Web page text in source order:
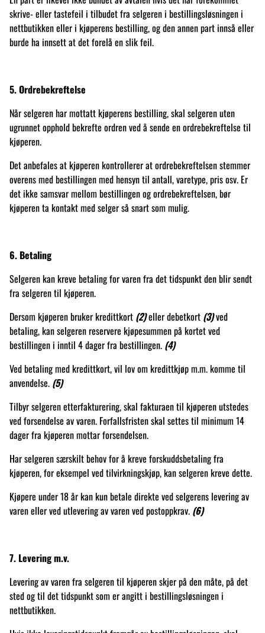
skrive- eller tastefeil i tilbudet fra selgeren i bestillingsløsningen i
nettbutikken eller i kjøperens bestilling, og den annen part innså eller
burde ha innsett at det forelå en slik feil.
5. Ordrebekreftelse
Når selgeren har mottatt kjøperens bestilling, skal selgeren uten
ugrunnet opphold bekrefte ordren ved å sende en ordrebekreftelse til
kjøperen.
Det anbefales at kjøperen kontrollerer at ordrebekreftelsen stemmer
overens med bestillingen med hensyn til antall, varetype, pris osv. Er
det ikke samsvar mellom bestillingen og ordrebekreftelsen, bør
kjøperen ta kontakt med selger så snart som mulig.
6. Betaling
Selgeren kan kreve betaling for varen fra det tidspunkt den blir sendt
fra selgeren til kjøperen.
Dersom kjøperen bruker kredittkort (2)eller debetkort (3)ved
betaling, kan selgeren reservere kjøpesummen på kortet ved
bestillingen i inntil 4 dager fra bestillingen. (4)
Ved betaling med kredittkort, vil lov om kredittkjøp m.m. komme til
anvendelse. (5)
Tilbyr selgeren etterfakturering, skal fakturaen til kjøperen utstedes
ved forsendelse av varen. Forfallsfristen skal settes til minimum 14
dager fra kjøperen mottar forsendelsen.
Har selgeren særskilt behov for å kreve forskuddsbetaling fra
kjøperen, for eksempel ved tilvirkningskjøp, kan selgeren kreve dette.
Kjøpere under 18 år kan kun betale direkte ved selgerens levering av
varen eller ved utlevering av varen ved postoppkrav. (6)
7. Levering m.v.
Levering av varen fra selgeren til kjøperen skjer på den måte, på det
sted og til det tidspunkt som er angitt i bestillingsløsningen i
nettbutikken.